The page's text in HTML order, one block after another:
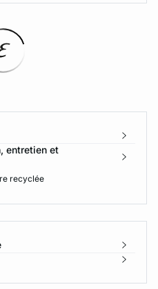
entretien et
recyclée